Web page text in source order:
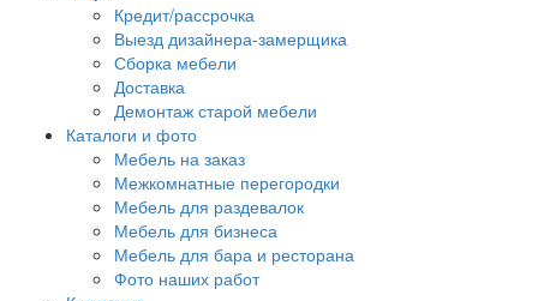
Кредит/рассрочка
Выезд дизайнера-замерщика
Сборка мебели
Доставка
Демонтаж старой мебели
Каталоги и фото
Мебель на заказ
Межкомнатные перегородки
Мебель для раздевалок
Мебель для бизнеса
Мебель для бара и ресторана
Фото наших работ